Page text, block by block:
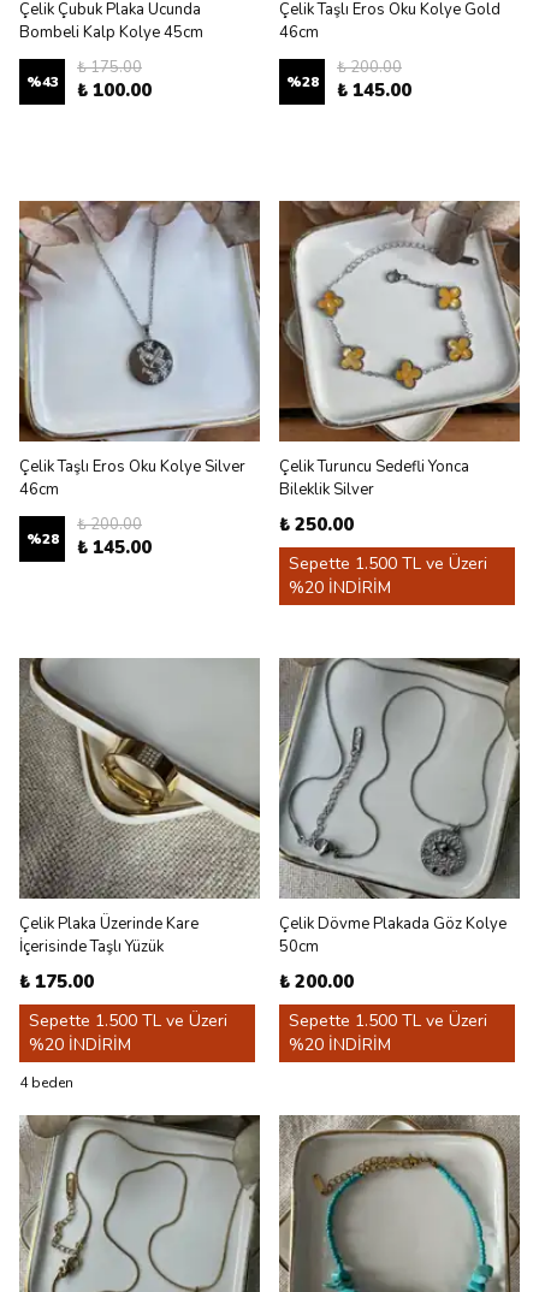
Çelik Çubuk Plaka Ucunda
Bombeli Kalp Kolye 45cm
%43
₺ 175.00
₺ 100.00
Çelik Taşlı Eros Oku Kolye Gold
46cm
%28
₺ 200.00
₺ 145.00
Çelik Taşlı Eros Oku Kolye Silver
46cm
%28
₺ 200.00
₺ 145.00
Çelik Turuncu Sedefli Yonca
Bileklik Silver
₺ 250.00
Sepette 1.500 TL ve Üzeri
%20 İNDİRİM
Çelik Plaka Üzerinde Kare
İçerisinde Taşlı Yüzük
₺ 175.00
Sepette 1.500 TL ve Üzeri
%20 İNDİRİM
4 beden
Çelik Dövme Plakada Göz Kolye
50cm
₺ 200.00
Sepette 1.500 TL ve Üzeri
%20 İNDİRİM